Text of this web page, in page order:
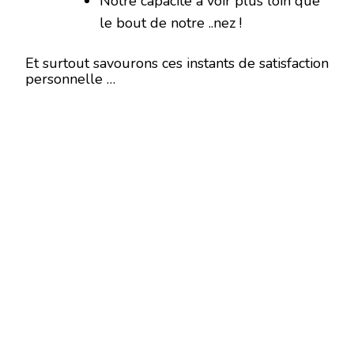
le bout de notre ..nez !
Et surtout savourons ces instants de satisfaction
personnelle …